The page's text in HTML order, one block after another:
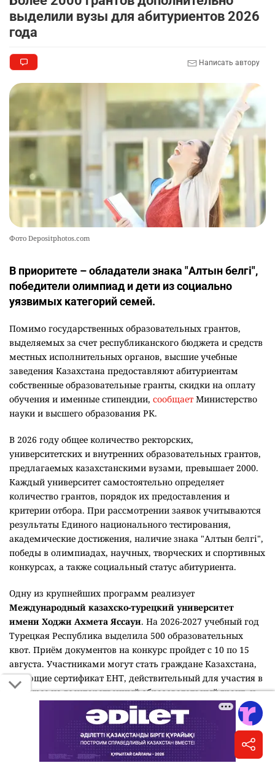
выделили вузы для абитуриентов 2026
года
Написать автору
Фото Depositphotos.com
В приоритете – обладатели знака "Алтын белгі",
победители олимпиад и дети из социально
уязвимых категорий семей.
Помимо государственных образовательных грантов,
выделяемых за счет республиканского бюджета и средств
местных исполнительных органов, высшие учебные
заведения Казахстана предоставляют абитуриентам
собственные образовательные гранты, скидки на оплату
обучения и именные стипендии, сообщает Министерство
науки и высшего образования РК.
В 2026 году общее количество ректорских,
университетских и внутренних образовательных грантов,
предлагаемых казахстанскими вузами, превышает 2000.
Каждый университет самостоятельно определяет
количество грантов, порядок их предоставления и
критерии отбора. При рассмотрении заявок учитываются
результаты Единого национального тестирования,
академические достижения, наличие знака "Алтын белгі",
победы в олимпиадах, научных, творческих и спортивных
конкурсах, а также социальный статус абитуриента.
Одну из крупнейших программ реализует
Международный казахско-турецкий университет
имени Ходжи Ахмета Яссауи. На 2026-2027 учебный год
Турецкая Республика выделила 500 образовательных
квот. Приём документов на конкурс пройдет с 10 по 15
августа. Участниками могут стать граждане Казахстана,
имеющие сертификат ЕНТ, действительный для участия в
конкурсе на государственный образовательный грант, и
набравшие проходной балл, установленный
Кызылординский университет имени Коркыт ата
выделил 125 внутренних грантов победителям олимпиад